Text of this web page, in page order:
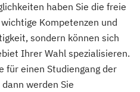
Beratung"
Lernberater/-in
haben Sie die freie
Kompetenzen und
sondern können sich
Ihrer Wahl spezialisieren.
für einen Studiengang der
werden Sie